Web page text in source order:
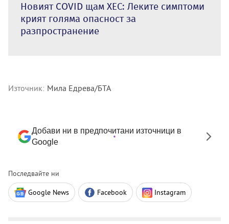
Новият COVID щам ХЕС: Леките симптоми
крият голяма опасност за
разпространение
Източник: Мила Едрева/БТА
Добави ни в предпочитани източници в
Google
Последвайте ни
Google News Facebook Instagram